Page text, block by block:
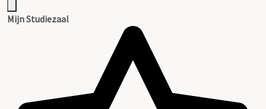
Mijn Studiezaal